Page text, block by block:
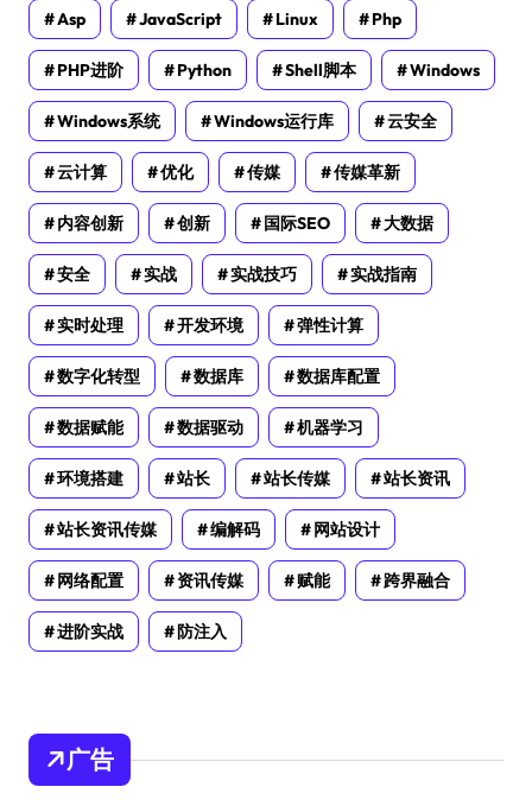
Asp JavaScript Linux Php
PHP进阶 Python Shell脚本 Windows
Windows系统 Windows运行库 云安全
云计算 优化 传媒 传媒革新
内容创新 创新 国际SEO 大数据
安全 实战 实战技巧 实战指南
实时处理 开发环境 弹性计算
数字化转型 数据库 数据库配置
数据赋能 数据驱动 机器学习
环境搭建 站长 站长传媒 站长资讯
站长资讯传媒 编解码 网站设计
网络配置 资讯传媒 赋能 跨界融合
进阶实战 防注入
广告